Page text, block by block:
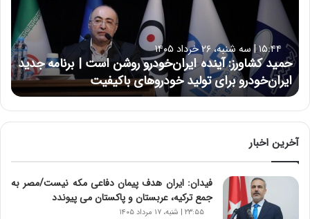
ش
ا
و
ر
ز
:
آ
ی
ن
ه
ا
۱۵:۴۴ | سه شنبه، ۲۶ خرداد ۱۴۰۵
حمید کشاورز: آینده ایران‌خودرو روشن است | برنامه جدید
ایران‌خودرو برای تولید خودروهای باکیفیت
آخرین اخبار
فیدان: ایران هدف پیمان دفاعی مکه نیست/مصر به
جمع ترکیه، عربستان و پاکستان می پیوندد
۲۳:۵۵ | شنبه، ۱۷ مرداد ۱۴۰۵